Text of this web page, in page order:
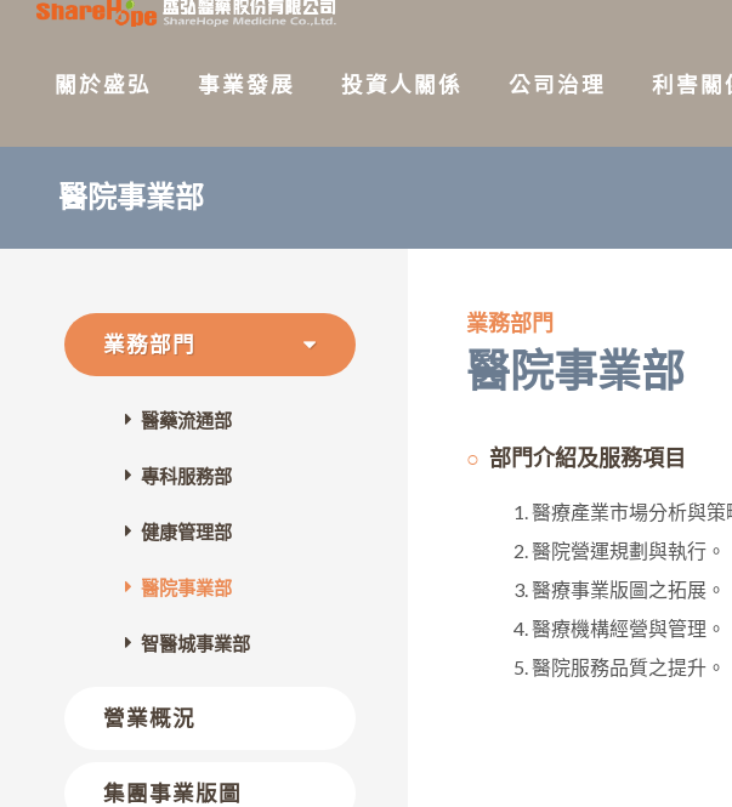
關於盛弘 事業發展 投資人關係 公司治理 利害關
醫院事業部
業務部門
醫藥流通部
專科服務部
健康管理部
醫院事業部
智醫城事業部
營業概況
集團事業版圖
業務部門
醫院事業部
部門介紹及服務項目
醫療產業市場分析與策
醫院營運規劃與執行。
醫療事業版圖之拓展。
醫療機構經營與管理。
醫院服務品質之提升。